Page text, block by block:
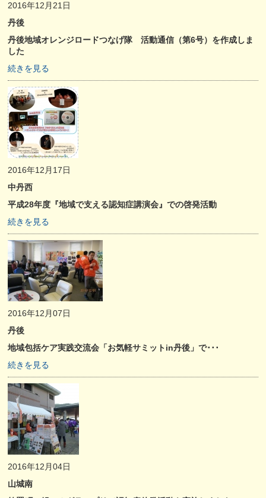
2016年12月21日
丹後
丹後地域オレンジロードつなげ隊 活動通信（第6号）を作成しま
した
続きを見る
2016年12月17日
中丹西
平成28年度『地域で支える認知症講演会』での啓発活動
続きを見る
2016年12月07日
丹後
地域包括ケア実践交流会「お気軽サミットin丹後」で･･･
続きを見る
2016年12月04日
山城南